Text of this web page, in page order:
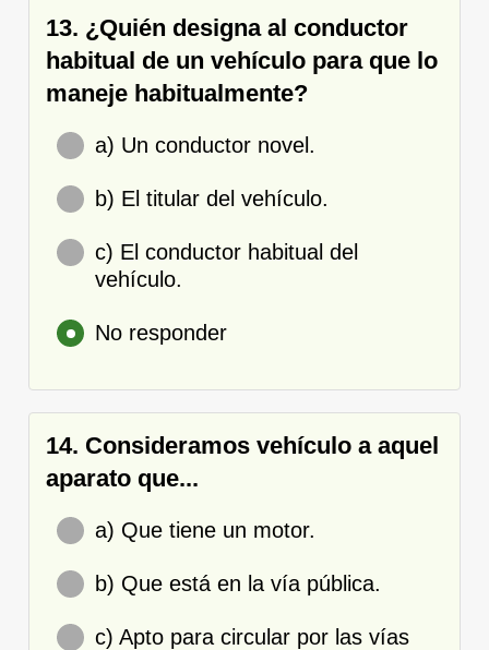
13. ¿Quién designa al conductor
habitual de un vehículo para que lo
maneje habitualmente?
a) Un conductor novel.
b) El titular del vehículo.
c) El conductor habitual del
vehículo.
No responder
14. Consideramos vehículo a aquel
aparato que...
a) Que tiene un motor.
b) Que está en la vía pública.
c) Apto para circular por las vías